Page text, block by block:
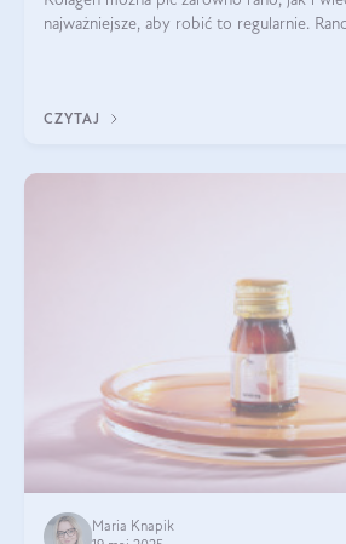
najważniejsze, aby robić to regularnie.
CZYTAJ
Maria Knapik